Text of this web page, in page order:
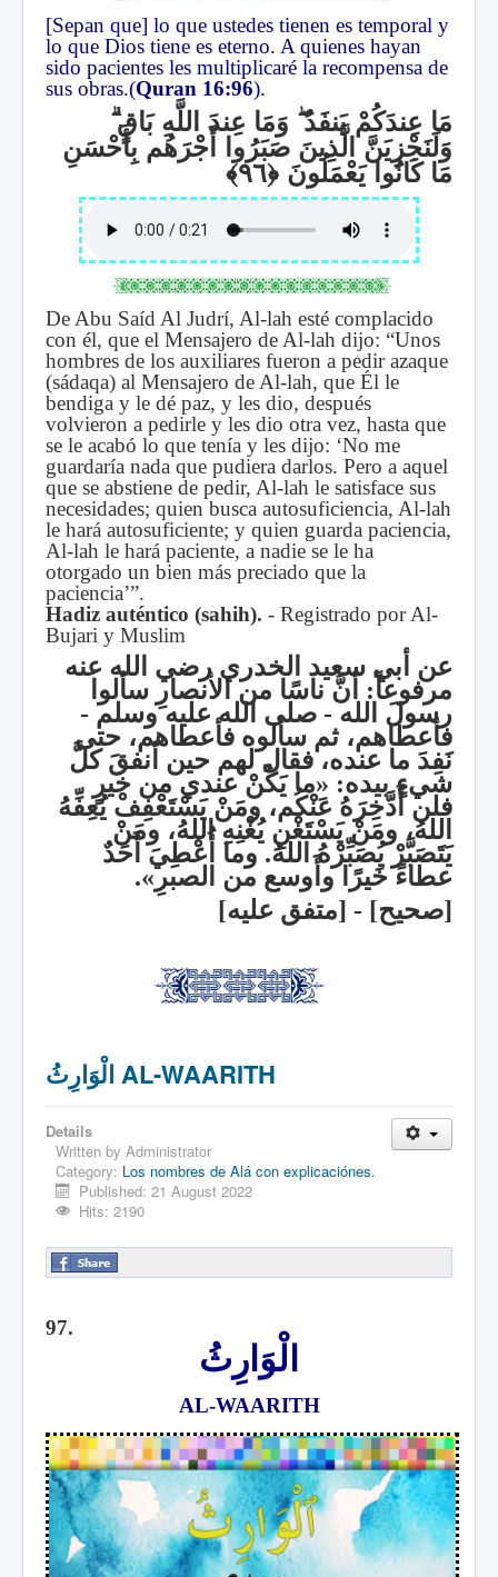
[Sepan que] lo que ustedes tienen es temporal y
lo que Dios tiene es eterno. A quienes hayan
sido pacientes les multiplicaré la recompensa de
sus obras.(Quran 16:96).
مَا عِندَكُمْ يَنفَدُۖ وَمَا عِندَ اللَّهِ بَاقٍۗ
وَلَنَجْزِيَنَّ الَّذِينَ صَبَرُوا أَجْرَهُم بِأَحْسَنِ
مَا كَانُوا يَعْمَلُونَ
De Abu Saíd Al Judrí, Al-lah esté complacido
con él, que el Mensajero de Al-lah dijo: “Unos
hombres de los auxiliares fueron a pedir azaque
(sádaqa) al Mensajero de Al-lah, que Él le
bendiga y le dé paz, y les dio, después
volvieron a pedirle y les dio otra vez, hasta que
se le acabó lo que tenía y les dijo: ‘No me
guardaría nada que pudiera darlos. Pero a aquel
que se abstiene de pedir, Al-lah le satisface sus
necesidades; quien busca autosuficiencia, Al-lah
le hará autosuficiente; y quien guarda paciencia,
Al-lah le hará paciente, a nadie se le ha
otorgado un bien más preciado que la
paciencia’”.
Hadiz auténtico (sahih). - Registrado por Al-
Bujari y Muslim
عن أبي سعيد الخدري رضي الله عنه
مرفوعاً: أنَّ ناسًا من الأنصارِ سألوا
رسولَ الله - صلى الله عليه وسلم -
فأعطاهم، ثم سألوه فأعطاهم، حتى
نَفِدَ ما عنده،فقال لهم حين أنفقَ كلَّ
شيءٍ بيده: «ما يَكُنْ عندي من خيرٍ
فلن أَدَّخِرَهُ عَنْكُم، ومَنْ يَسْتَعْفِفْ يُعِفِّهُ
اللهُ، ومَنْ يَسْتَغْنِ يُغْنِهِ اللهُ، ومَنْ
يَتَصَبَّرْ يُصَبِّرْهُ اللهُ. وما أُعْطِيَ أَحَدٌ
عطاءً خَيرًا وأَوسع من الصبرِ».
[صحيح] - [متفق عليه]
الْوَارِثُ AL-WAARITH
Details
Written by Administrator
Category: Los nombres de Alá con explicaciónes.
Published: 21 August 2022
Hits: 2190
97.
الْوَارِثُ
AL-WAARITH